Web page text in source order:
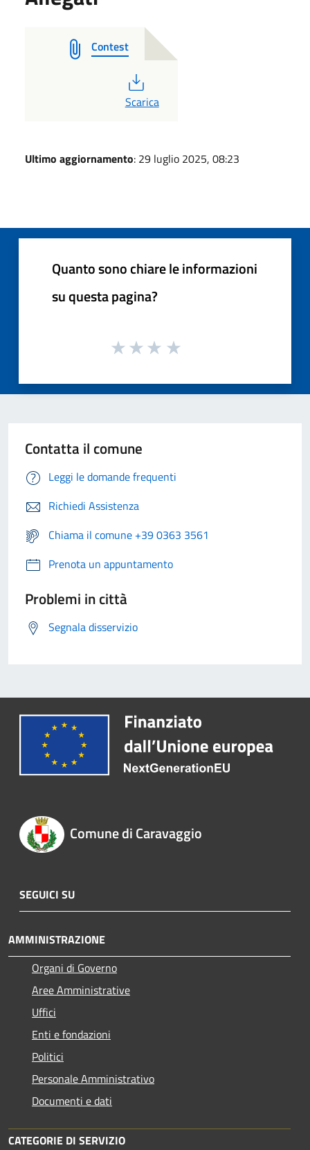
Contest
PDF
Scarica
Ultimo aggiornamento: 29 luglio 2025, 08:23
Quanto sono chiare le informazioni
su questa pagina?
Contatta il comune
Leggi le domande frequenti
Richiedi Assistenza
Chiama il comune +39 0363 3561
Prenota un appuntamento
Problemi in città
Segnala disservizio
Comune di Caravaggio
SEGUICI SU
AMMINISTRAZIONE
Organi di Governo
Aree Amministrative
Uffici
Enti e fondazioni
Politici
Personale Amministrativo
Documenti e dati
CATEGORIE DI SERVIZIO